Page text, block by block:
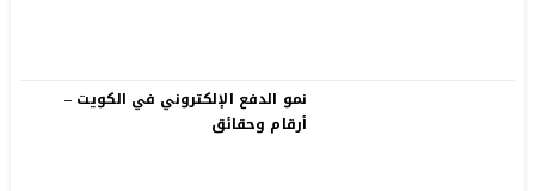
نمو الدفع الإلكتروني في الكويت –
أرقام وحقائق